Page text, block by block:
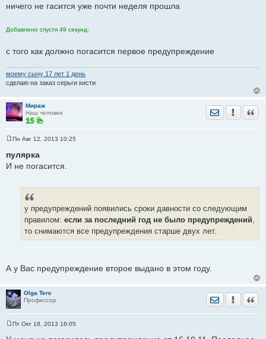
о
е
е
ничего не гасится уже почти неделя прошла
Добавлено спустя 49 секунд:
с того как должно погасится первое предупреждение
моему сыну 17 лет 1 день
сделаю на заказ серьги кисти
Мираж
Наш человек
Отправить
о
б
Пн Авг 12, 2013 10:25
пулярка
И не погасится.
у предупреждений появились сроки давности со следующим
правилом: если за последний год не было предупреждений
то снимаются все предупреждения старше двух лет.
А у Вас предупреждение второе выдано в этом году.
Olga Tere
Профессор
Отправить
Пт Окт 18, 2013 16:05